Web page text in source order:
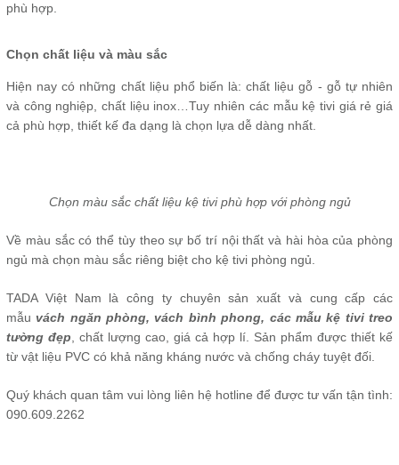
phù hợp.
Chọn chất liệu và màu sắc
Hiện nay có những chất liệu phổ biến là: chất liệu gỗ - gỗ tự nhiên
và công nghiệp, chất liệu inox…Tuy nhiên các mẫu kệ tivi giá rẻ giá
cả phù hợp, thiết kế đa dạng là chọn lựa dễ dàng nhất.
Chọn màu sắc chất liệu kệ tivi phù hợp với phòng ngủ
Về màu sắc có thể tùy theo sự bố trí nội thất và hài hòa của phòng
ngủ mà chọn màu sắc riêng biệt cho kệ tivi phòng ngủ.
TADA Việt Nam là công ty chuyên sản xuất và cung cấp các
mẫuvách ngăn phòng, vách bình phong, các mẫu kệ tivi treo
tường đẹp , chất lượng cao, giá cả hợp lí. Sản phẩm được thiết kế
từ vật liệu PVC có khả năng kháng nước và chống cháy tuyệt đối.
Quý khách quan tâm vui lòng liên hệ hotline để được tư vấn tận tình:
090.609.2262